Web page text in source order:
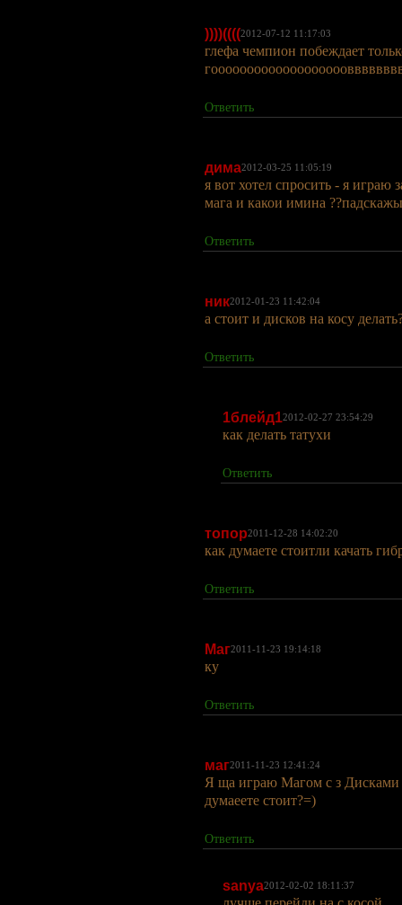
))))((((2012-07-12 11:17:03
глефа чемпион побеждает
Ответить
дима2012-03-25 11:05:19
я вот хотел спросить - я
мага и какои имина
Ответить
ник2012-01-23 11:42:04
а стоит и дисков на косу
Ответить
1блейд12012-02-27 23:54:29
как делать татухи
Ответить
топор2011-12-28 14:02:20
как думаете стоитли качать
Ответить
Маг2011-11-23 19:14:18
ку
Ответить
маг2011-11-23 12:41:24
Я ща играю Магом с з
думаеете стоит?=)
Ответить
sanya2012-02-02 18:11:37